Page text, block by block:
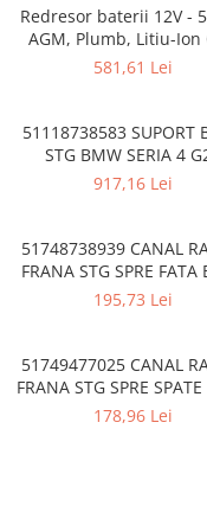
Spălător far
Suport aripa
Suport radiator
Usa spate
Cutie viteze
Kit revizie
Suport cutie
F31 F34 F80 M3, Seria
F33 F36 F82 F83 M4,
E60 E61 G30,
Redresor baterii 12V -
AGM, Plumb, Litiu-Ion
61432408592
581,61 Lei
51118738583 SUPORT
STG BMW SERIA 4
917,16 Lei
51748738939 CANAL
FRANA STG SPRE FATA
SERIA 4 G26
195,73 Lei
51749477025 CANAL
FRANA STG SPRE
SERIA 4 G26
178,96 Lei